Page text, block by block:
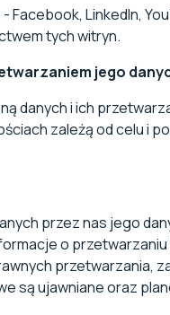
LinkedIn,
tych witryn.
jego
danych i ich
zależą od celu i
przez nas jego
o
przetwarzania,
są ujawniane oraz